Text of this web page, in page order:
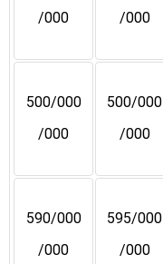
/000
/000
500/000
/000
500/000
/000
595/000
/000
590/000
/000